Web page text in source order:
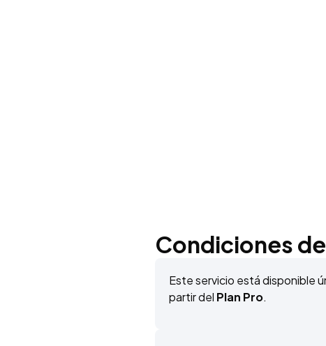
Condiciones
Este servicio está disponible
partir del Plan Pro.